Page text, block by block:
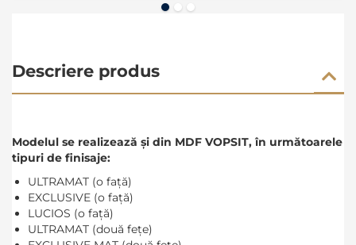
Descriere produs
Modelul se realizează și din MDF VOPSIT, în următoarele
tipuri de finisaje:
ULTRAMAT (o față)
EXCLUSIVE (o față)
LUCIOS (o față)
ULTRAMAT (două fețe)